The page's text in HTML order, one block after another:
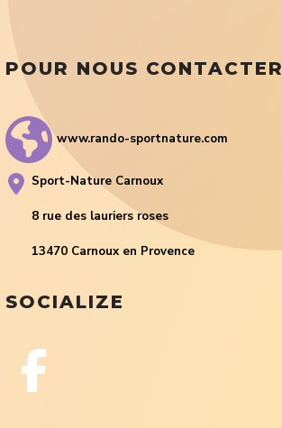
POUR NOUS CONTACTER
www.rando-sportnature.com
Sport-Nature Carnoux
8 rue des lauriers roses
13470 Carnoux en Provence
SOCIALIZE